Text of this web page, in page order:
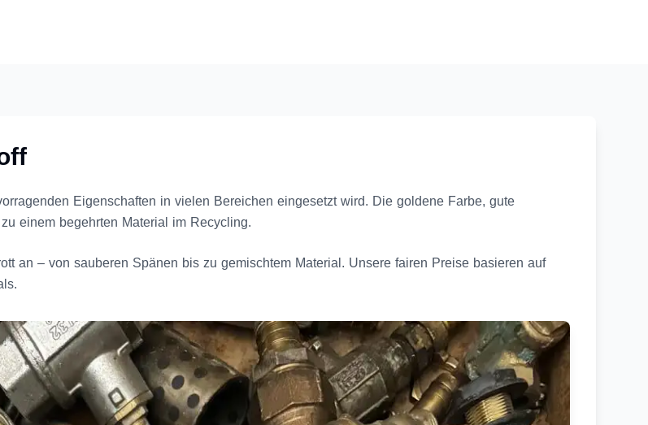
Eigenschaften in vielen Bereichen eingesetzt wird. Die goldene Farbe, gute
einem begehrten Material im Recycling.
an – von sauberen Spänen bis zu gemischtem Material. Unsere fairen Preise basieren auf